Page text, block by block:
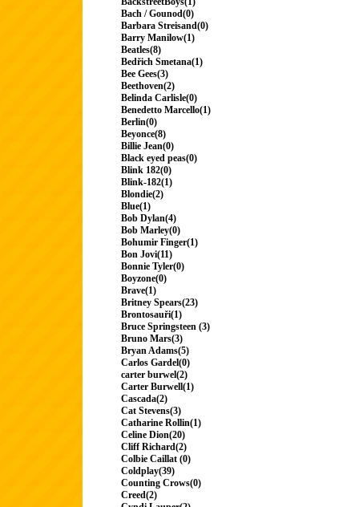
Bach / Gounod(0)
Barbara Streisand(0)
Barry Manilow(1)
Beatles(8)
Bedřich Smetana(1)
Bee Gees(3)
Beethoven(2)
Belinda Carlisle(0)
Benedetto Marcello(1)
Berlin(0)
Beyonce(8)
Billie Jean(0)
Black eyed peas(0)
Blink 182(0)
Blink-182(1)
Blondie(2)
Blue(1)
Bob Dylan(4)
Bob Marley(0)
Bohumir Finger(1)
Bon Jovi(11)
Bonnie Tyler(0)
Boyzone(0)
Brave(1)
Britney Spears(23)
Brontosauři(1)
Bruce Springsteen (3)
Bruno Mars(3)
Bryan Adams(5)
Carlos Gardel(0)
carter burwel(2)
Carter Burwell(1)
Cascada(2)
Cat Stevens(3)
Catharine Rollin(1)
Celine Dion(20)
Cliff Richard(2)
Colbie Caillat (0)
Coldplay(39)
Counting Crows(0)
Creed(2)